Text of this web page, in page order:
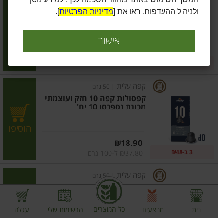
יח'
מחיר מחירון ₪18.90
₪37.80 ל-100 גרם
קפה עלית 50 גרם
קפסולות קפה 10 חזק ועוצמתי
מכונת נספרסו 10 יח'
₪18.90
3 ב-₪48
הוסיפו
קפה עלית | 50 גרם
קפסולות קפה 07 עדין וקטיפתי
למכונת נספרסו 10 יח'
בית מבצעים כל המוצרים הרשימות שלי עגלה
ולניהול ההעדפות, ראו את [מדיניות הפרטיות].
אישור